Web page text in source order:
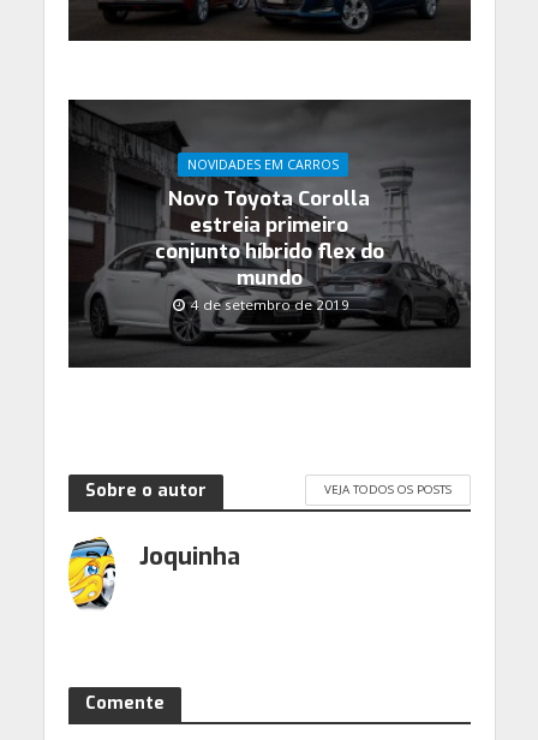
NOVIDADES EM CARROS
Novo Toyota Corolla
estreia primeiro
conjunto híbrido flex do
mundo
4 de setembro de 2019
Sobre o autor VEJA TODOS OS POSTS
Joquinha
Comente